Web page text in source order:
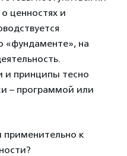
ценностях и
«фундаменте», на
и принципы тесно
– программой или
применительно к